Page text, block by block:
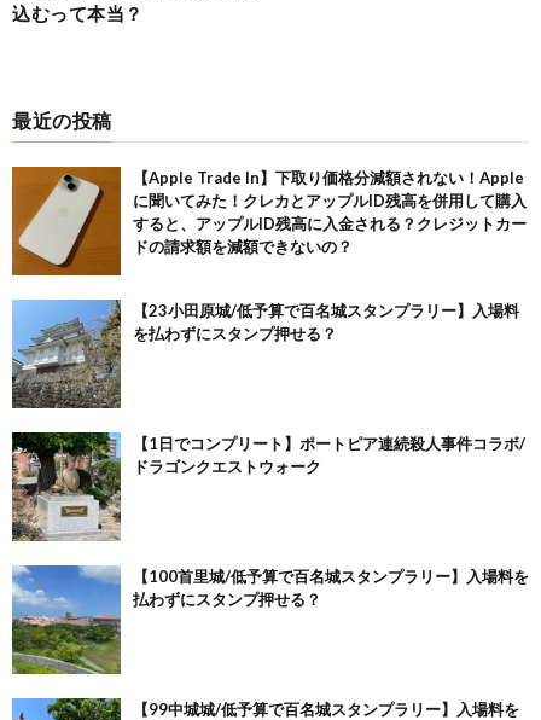
込むって本当？
最近の投稿
【Apple Trade In】下取り価格分減額されない！Apple
に聞いてみた！クレカとアップルID残高を併用して購入
すると、アップルID残高に入金される？クレジットカー
ドの請求額を減額できないの？
【23小田原城/低予算で百名城スタンプラリー】入場料
を払わずにスタンプ押せる？
【1日でコンプリート】ポートピア連続殺人事件コラボ/
ドラゴンクエストウォーク
【100首里城/低予算で百名城スタンプラリー】入場料を
払わずにスタンプ押せる？
【99中城城/低予算で百名城スタンプラリー】入場料を